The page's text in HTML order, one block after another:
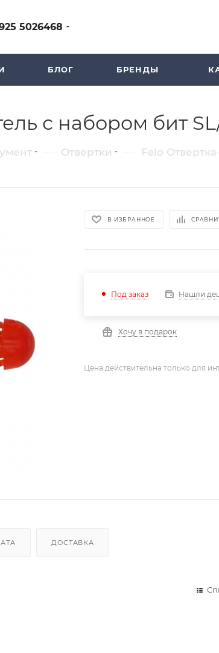
5026468
БЛОГ БРЕНДЫ
с набором бит
Отвертки Felo
В ИЗБРАННОЕ
Под заказ Нашли
Хочу в подарок
Цена действительна только для
ДОСТАВКА